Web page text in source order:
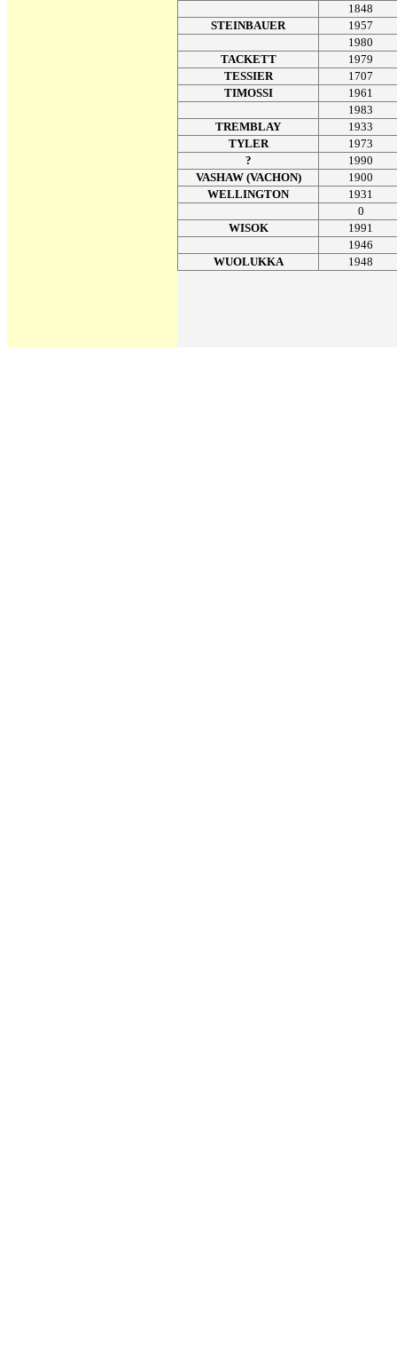
1848
STEINBAUER
1957
1980
TACKETT
1979
TESSIER
1707
TIMOSSI
1961
1983
TREMBLAY
1933
TYLER
1973
?
1990
VASHAW (VACHON)
1900
WELLINGTON
1931
0
WISOK
1991
1946
WUOLUKKA
1948